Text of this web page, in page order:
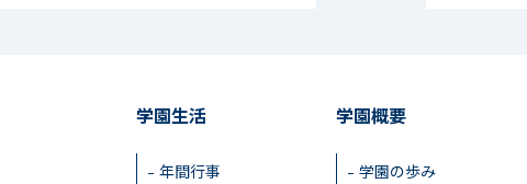
学園生活
年間行事
学園概要
学園の歩み